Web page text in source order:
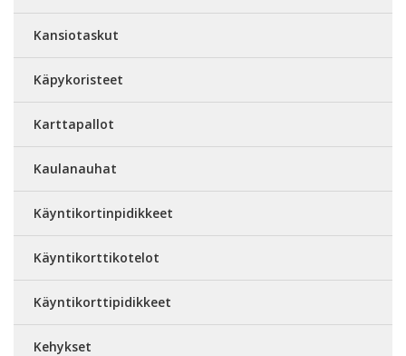
Kansiotaskut
Käpykoristeet
Karttapallot
Kaulanauhat
Käyntikortinpidikkeet
Käyntikorttikotelot
Käyntikorttipidikkeet
Kehykset